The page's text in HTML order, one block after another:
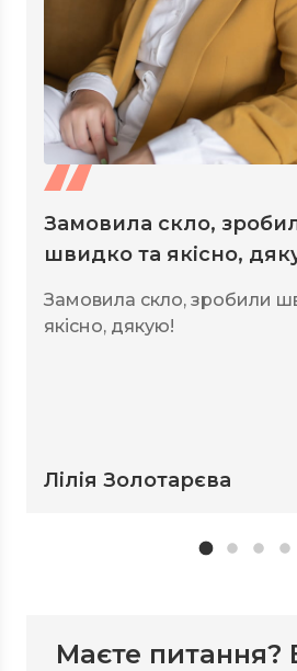
Замовила скло,
швидко та якісно,
Замовила скло, зробили
якісно, дякую!
Лілія Золотарєва
Маєте питання?